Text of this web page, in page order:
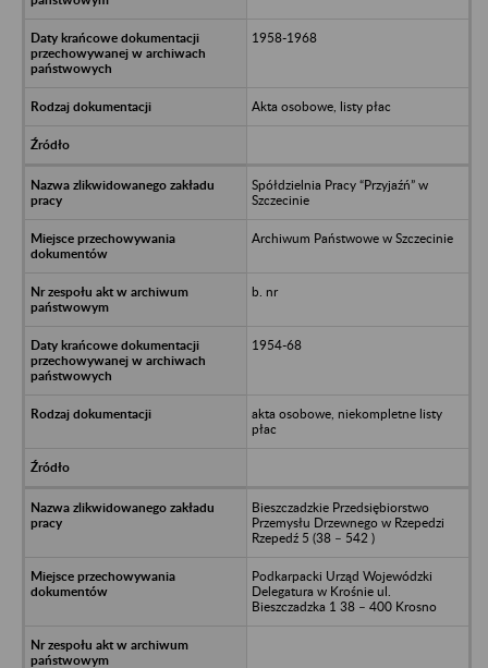
1958-1968
Akta osobowe, listy płac
Spółdzielnia Pracy “Przyjaźń” w
Szczecinie
Archiwum Państwowe w Szczecinie
b. nr
1954-68
akta osobowe, niekompletne listy
płac
Bieszczadzkie Przedsiębiorstwo
Przemysłu Drzewnego w Rzepedzi
Rzepedź 5 (38 – 542 )
Podkarpacki Urząd Wojewódzki
Delegatura w Krośnie ul.
Bieszczadzka 1 38 – 400 Krosno